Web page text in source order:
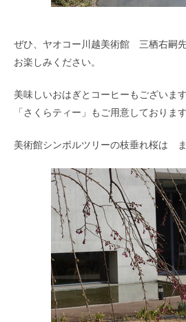
ぜひ、ヤオコー川越美術館 三栖右嗣
お楽しみください。
美味しいおはぎとコーヒーもございま
「さくらティー」もご用意しております
美術館シンボルツリーの枝垂れ桜は ま